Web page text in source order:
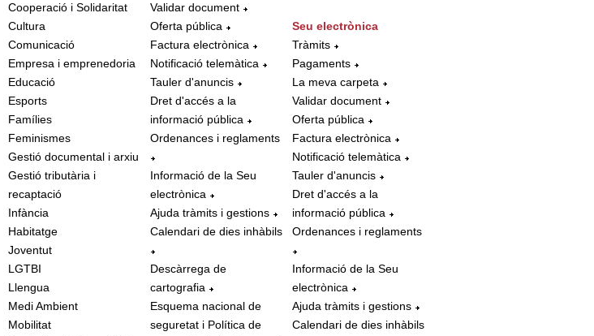
Cooperació i Solidaritat
Cultura
Comunicació
Empresa i emprenedoria
Educació
Esports
Famílies
Feminismes
Gestió documental i arxiu
Gestió tributària i
recaptació
Infància
Habitatge
Joventut
LGTBI
Llengua
Medi Ambient
Mobilitat
Validar document
Oferta pública
Factura electrònica
Notificació telemàtica
Tauler d'anuncis
Dret d'accés a la
informació pública
Ordenances i reglaments
Informació de la Seu
electrònica
Ajuda tràmits i gestions
Calendari de dies inhàbils
Descàrrega de
cartografia
Esquema nacional de
seguretat i Política de
Seu electrònica
Tràmits
Pagaments
La meva carpeta
Validar document
Oferta pública
Factura electrònica
Notificació telemàtica
Tauler d'anuncis
Dret d'accés a la
informació pública
Ordenances i reglaments
Informació de la Seu
electrònica
Ajuda tràmits i gestions
Calendari de dies inhàbils